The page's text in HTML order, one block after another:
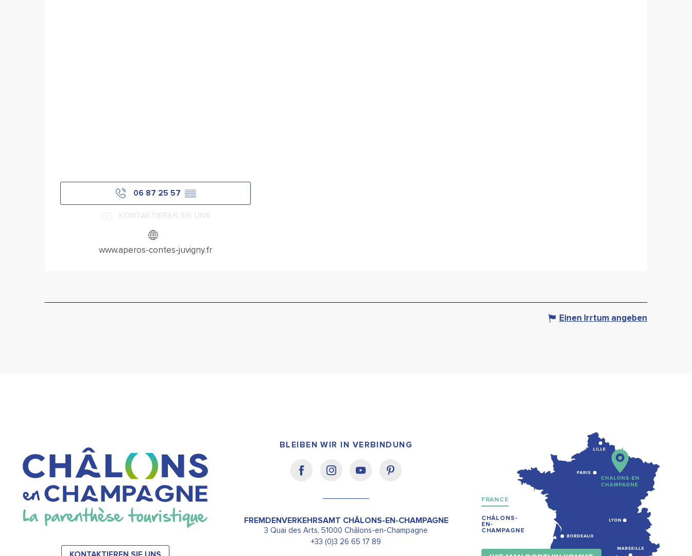
06 87 25 57 ▒▒
www.aperos-contes-juvigny.fr
Einen Irrtum angeben
BLEIBEN WIR IN VERBINDUNG
FREMDENVERKEHRSAMT CHÂLONS-EN-CHAMPAGNE
3 Quai des Arts, 51000 Châlons-en-Champagne
+33 (0)3 26 65 17 89
FRANCE
CHÂLONS-
EN-
CHAMPAGNE